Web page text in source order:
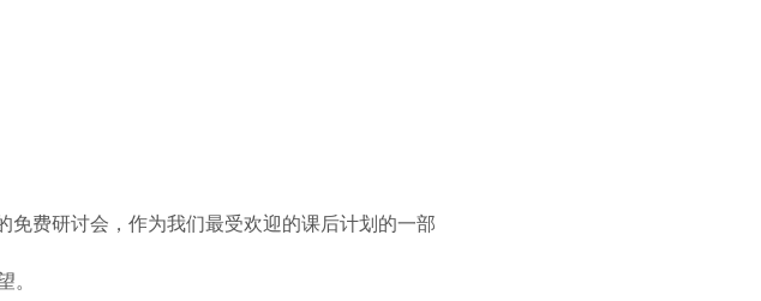
费研讨会，作为我们最受欢迎的课后计划的一部